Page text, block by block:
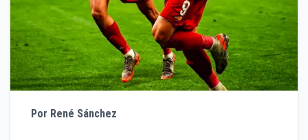
Por René Sánchez